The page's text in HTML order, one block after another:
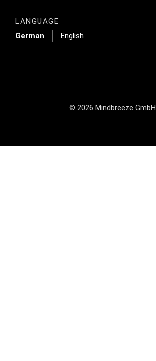
LANGUAGE
German
English
© 2026 Mindbreeze GmbH